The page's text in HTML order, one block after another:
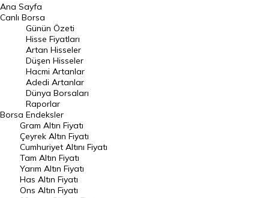
BIST 100 Hisseleri
En Çok Artan Hisseler
En Çok Düşen Hisseler
Hacmi Artanlar
Geçmiş Kapanışlar
Dünya Borsaları
Raporlar
Endeksler
DÖVİZ
Döviz Kuru
Ana Sayfa
Canlı Borsa
Borsa
Günün Özeti
Hisse Fiyatları
Artan Hisseler
Düşen Hisseler
Hacmi Artanlar
Adedi Artanlar
Dünya Borsaları
Raporlar
Endeksler
Gram Altın Fiyatı
Çeyrek Altın Fiyatı
Cumhuriyet Altını Fiyatı
Tam Altın Fiyatı
Yarım Altın Fiyatı
Has Altın Fiyatı
Ons Altın Fiyatı